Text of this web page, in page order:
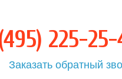
225-
Заказать обратный